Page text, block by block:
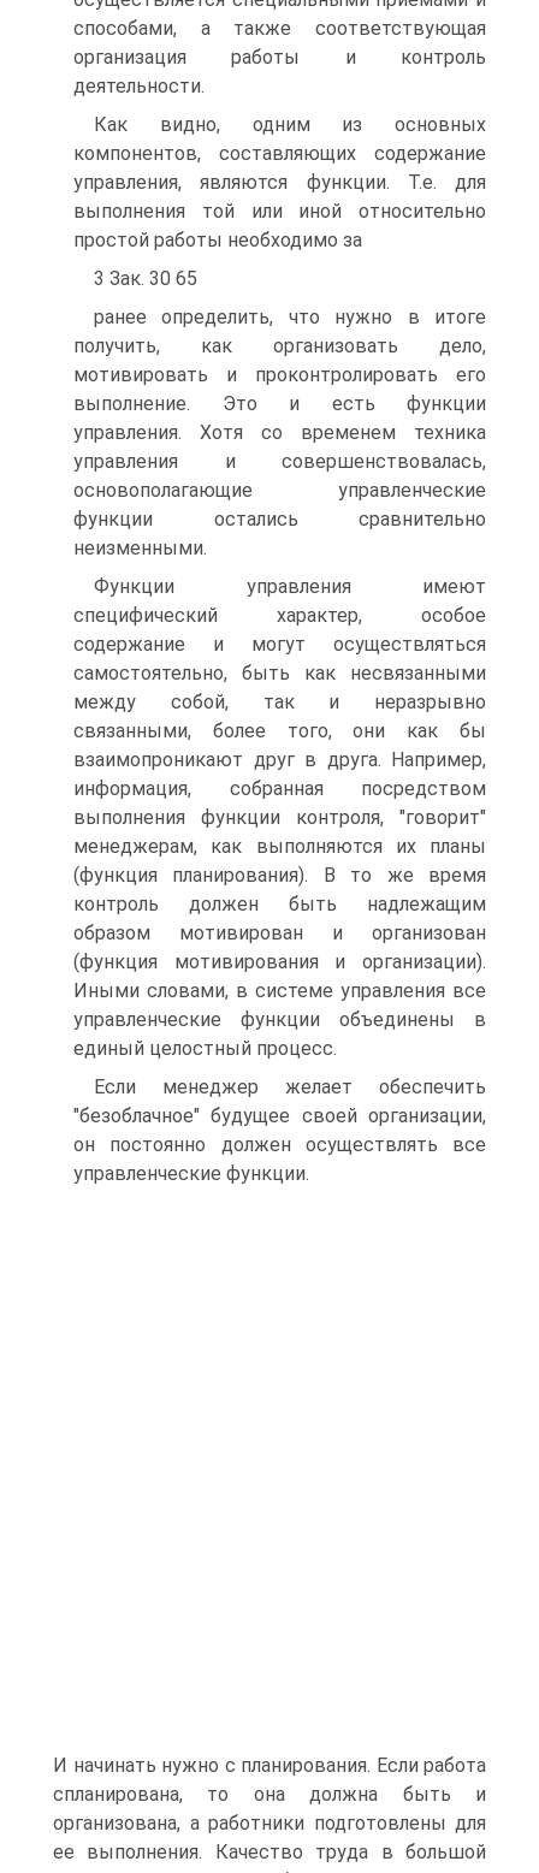
способами, а также соответствующая
организация работы и контроль
деятельности.
Как видно, одним из основных
компонентов, составляющих содержание
управления, являются функции. Т.е. для
выполнения той или иной относительно
простой работы необходимо за
3 Зак. 30 65
ранее определить, что нужно в итоге
получить, как организовать дело,
мотивировать и проконтролировать его
выполнение. Это и есть функции
управления. Хотя со временем техника
управления и совершенствовалась,
основополагающие управленческие
функции остались сравнительно
неизменными.
Функции управления имеют
специфический характер, особое
содержание и могут осуществляться
самостоятельно, быть как несвязанными
между собой, так и неразрывно
связанными, более того, они как бы
взаимопроникают друг в друга. Например,
информация, собранная посредством
выполнения функции контроля, "говорит"
менеджерам, как выполняются их планы
(функция планирования). В то же время
контроль должен быть надлежащим
образом мотивирован и организован
(функция мотивирования и организации).
Иными словами, в системе управления все
управленческие функции объединены в
единый целостный процесс.
Если менеджер желает обеспечить
"безоблачное" будущее своей организации,
он постоянно должен осуществлять все
управленческие функции.
И начинать нужно с планирования. Если работа
спланирована, то она должна быть и
организована, а работники подготовлены для
ее выполнения. Качество труда в большой